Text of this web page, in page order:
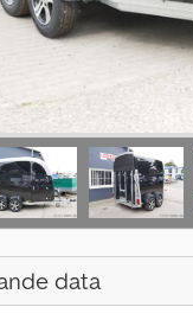
data